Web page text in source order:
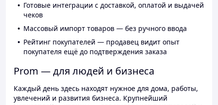
Готовые интеграции с доставкой, оплатой и выдачей
чеков
Массовый импорт товаров — без ручного ввода
Рейтинг покупателей — продавец видит опыт
покупателя ещё до подтверждения заказа
Prom — для людей и бизнеса
Каждый день здесь находят нужное для дома, работы,
увлечений и развития бизнеса. Крупнейший